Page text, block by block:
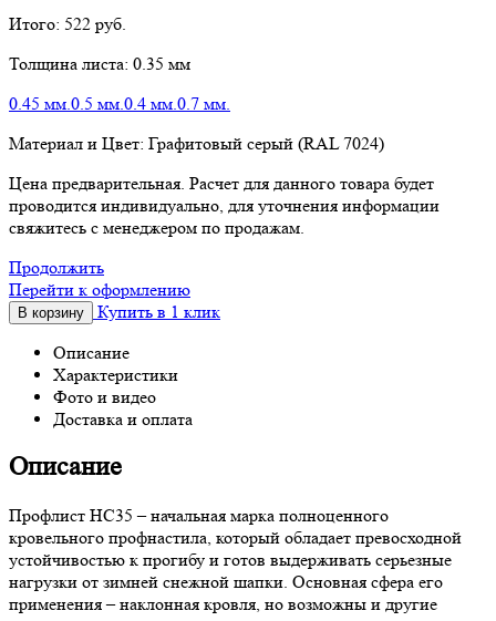
Итого: 522 руб.
Толщина листа: 0.35 мм
0.45 мм. 0.5 мм. 0.4 мм. 0.7 мм.
Материал и Цвет: Графитовый серый (RAL 7024)
Цена предварительная. Расчет для данного товара будет
проводится индивидуально, для уточнения информации
свяжитесь с менеджером по продажам.
Продолжить
Перейти к оформлению
В корзину
Купить в 1 клик
Описание
Характеристики
Фото и видео
Доставка и оплата
Описание
Профлист НС35 – начальная марка полноценного
кровельного профнастила, который обладает превосходной
устойчивостью к прогибу и готов выдерживать серьезные
нагрузки от зимней снежной шапки. Основная сфера его
применения – наклонная кровля, но возможны и другие